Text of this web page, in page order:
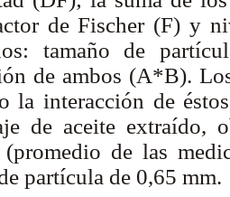
de Fischer (F) y
tamaño de
de ambos (A*B).
la interacción de
de aceite extraído,
(promedio de las
partícula de 0,65 mm.